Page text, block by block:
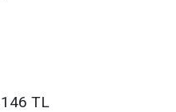
TL